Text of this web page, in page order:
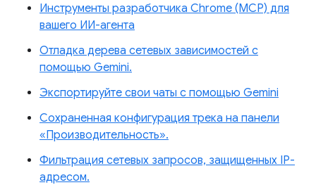
Инструменты разработчика Chrome (MCP) для
вашего ИИ-агента
Отладка дерева сетевых зависимостей с
помощью Gemini.
Экспортируйте свои чаты с помощью Gemini
Сохраненная конфигурация трека на панели
«Производительность».
Фильтрация сетевых запросов, защищенных IP-
адресом.